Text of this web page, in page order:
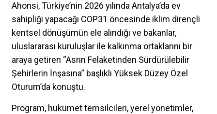
Ahonsi, Türkiye’nin 2026 yılında Antalya’da ev
sahipliği yapacağı COP31 öncesinde iklim dirençli
kentsel dönüşümün ele alındığı ve bakanlar,
uluslararası kuruluşlar ile kalkınma ortaklarını bir
araya getiren “Asrın Felaketinden Sürdürülebilir
Şehirlerin İnşasına” başlıklı Yüksek Düzey Özel
Oturum’da konuştu.
Program, hükümet temsilcileri, yerel yönetimler,